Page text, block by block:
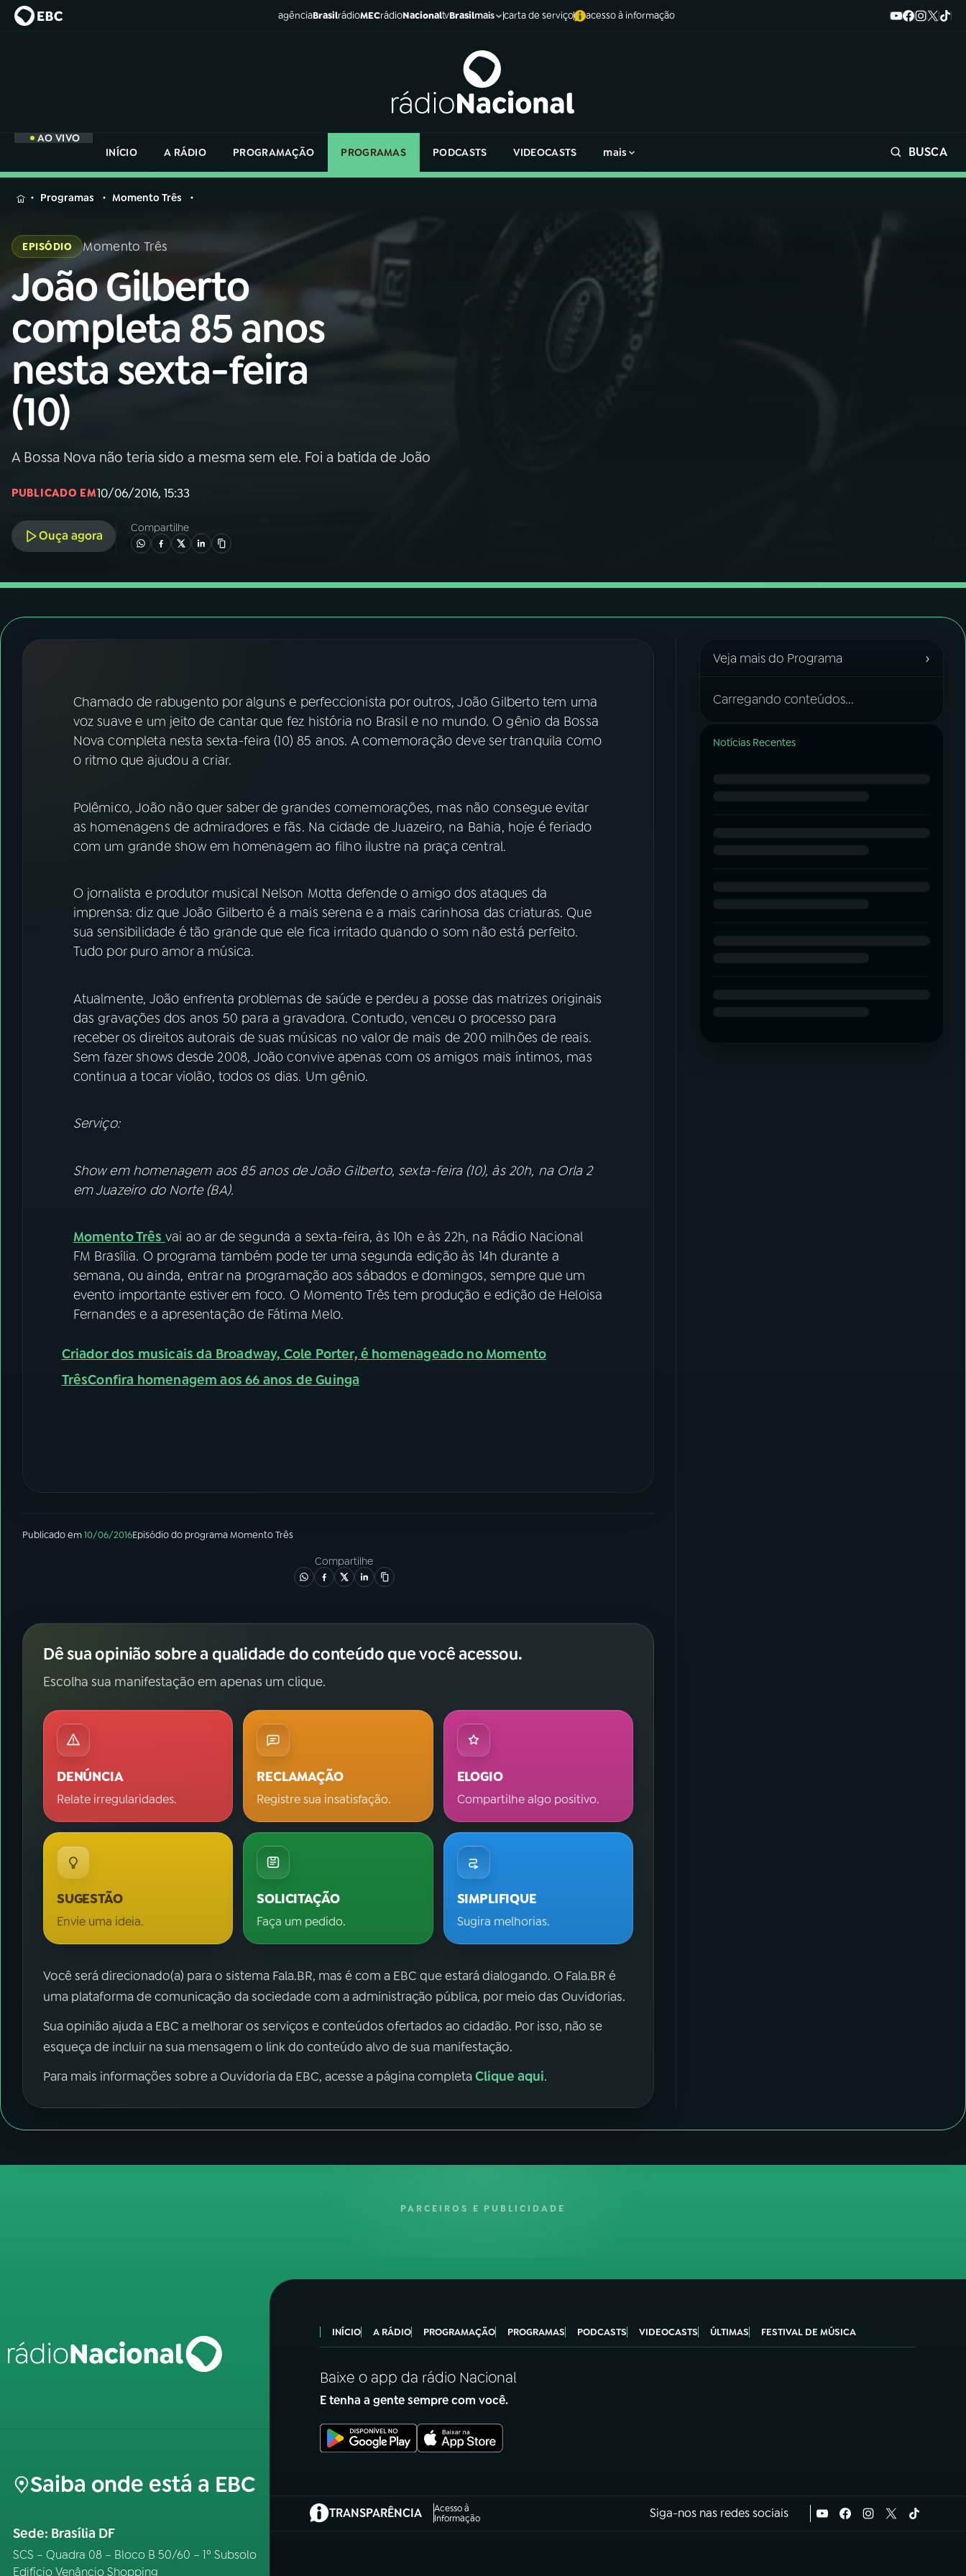
agênciaBrasilrádioMECrádioNacionaltvBrasilmais carta de serviço acesso à informação
AO VIVO
INÍCIO
A RÁDIO PROGRAMAÇÃO PROGRAMAS PODCASTS VIDEOCASTS mais BUSCA
MENU
Buscar
na
Rádio
Nacional
Buscar
AO VIVO
01 INÍCIO
02 A RÁDIO
03PROGRAMAÇÃO
05PODCASTS
FESTIVAL DE MÚSICA
ACOMPANHE A RÁDIO NACIONAL
Instagram X
na
Rádio
Nacional
Programas Momento Três
EPISÓDIO Momento Três
João Gilberto
completa 85 anos
nesta sexta-feira
(10)
A Bossa Nova não teria sido a mesma sem ele. Foi a batida de João
PUBLICADO EM10/06/2016, 15:33
Ouça agora
Compartilhe
Chamado de rabugento por alguns e perfeccionista por outros, João Gilberto tem uma
voz suave e um jeito de cantar que fez história no Brasil e no mundo. O gênio da Bossa
Nova completa nesta sexta-feira (10) 85 anos. A comemoração deve ser tranquila como
o ritmo que ajudou a criar.
Polêmico, João não quer saber de grandes comemorações, mas não consegue evitar
as homenagens de admiradores e fãs. Na cidade de Juazeiro, na Bahia, hoje é feriado
com um grande show em homenagem ao filho ilustre na praça central.
O jornalista e produtor musical Nelson Motta defende o amigo dos ataques da
imprensa: diz que João Gilberto é a mais serena e a mais carinhosa das criaturas. Que
sua sensibilidade é tão grande que ele fica irritado quando o som não está perfeito.
Tudo por puro amor a música.
Atualmente, João enfrenta problemas de saúde e perdeu a posse das matrizes originais
das gravações dos anos 50 para a gravadora. Contudo, venceu o processo para
receber os direitos autorais de suas músicas no valor de mais de 200 milhões de reais.
Sem fazer shows desde 2008, João convive apenas com os amigos mais íntimos, mas
continua a tocar violão, todos os dias. Um gênio.
Serviço:
Show em homenagem aos 85 anos de João Gilberto, sexta-feira (10), às 20h, na Orla 2
em Juazeiro do Norte (BA).
Momento Três vai ao ar de segunda a sexta-feira, às 10h e às 22h, na Rádio Nacional
FM Brasília. O programa também pode ter uma segunda edição às 14h durante a
semana, ou ainda, entrar na programação aos sábados e domingos, sempre que um
evento importante estiver em foco. O Momento Três tem produção e edição de Heloisa
Fernandes e a apresentação de Fátima Melo.
Criador dos musicais da Broadway, Cole Porter, é homenageado no Momento
TrêsConfira homenagem aos 66 anos de Guinga
Publicado em10/06/2016Episódiodo programa Momento Três
Compartilhe
Dê sua opinião sobre a qualidade do conteúdo que você acessou.
Escolha sua manifestação em apenas um clique.
DENÚNCIA
Relate irregularidades.
RECLAMAÇÃO
Registre sua insatisfação.
ELOGIO
Compartilhe algo positivo.
SUGESTÃO
Envie uma ideia.
SOLICITAÇÃO
Faça um pedido.
SIMPLIFIQUE
Sugira melhorias.
Você será direcionado(a) para o sistema Fala.BR, mas é com a EBC que estará dialogando. O Fala.BR é
uma plataforma de comunicação da sociedade com a administração pública, por meio das Ouvidorias.
Sua opinião ajuda a EBC a melhorar os serviços e conteúdos ofertados ao cidadão. Por isso, não se
esqueça de incluir na sua mensagem o link do conteúdo alvo de sua manifestação.
Para mais informações sobre a Ouvidoria da EBC, acesse a página completaClique aqui.
Veja mais do Programa ›
Carregando conteúdos...
Notícias Recentes
PARCEIROS E PUBLICIDADE
Saiba onde está a EBC
Sede: Brasília DF
SCS – Quadra 08 – Bloco B 50/60 – 1º Subsolo
Edifício Venâncio Shopping
INÍCIO A RÁDIO PROGRAMAÇÃO PROGRAMAS PODCASTS VIDEOCASTS ÚLTIMAS FESTIVAL DE MÚSICA
Baixe o app da rádio Nacional
E tenha a gente sempre com você.
TRANSPARÊNCIA
Acesso à
Informação
(abre em nova aba) Siga-nos nas redes sociais